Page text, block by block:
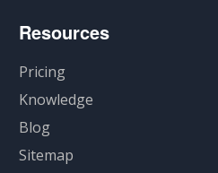
Resources
Pricing
Knowledge
Blog
Sitemap